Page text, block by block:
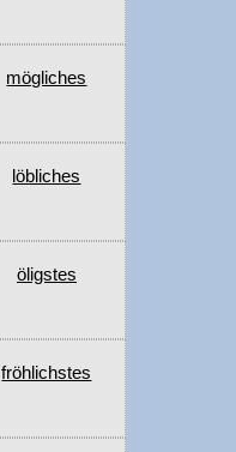
mögliches
löbliches
öligstes
fröhlichstes